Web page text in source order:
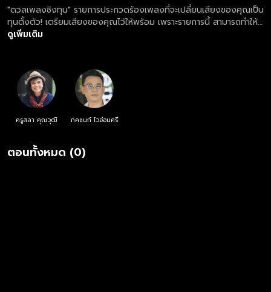
"ดวลเพลงชิงทุน" รายการประกวดร้องเพลงที่จะเปลี่ยนเสียงของคุณเป็น
ทุนตั้งตัว! เตรียมเสียงของคุณไว้ให้พร้อม เพราะรายการนี้ สามารถทำให้
เสียงของคุณต่อยอดอนาคตคุณได้!
ดูเพิ่มเติม
ครูสลา คุณวุฒิ ภคชนก์ โวอ่อนศรี
ตอนทั้งหมด (0)